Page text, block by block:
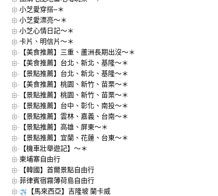
小芝愛穿搭~＊
小芝愛漂亮～＊
小芝心情日記～＊
卡片、明信片～＊
【美食推薦】三重、蘆洲長期出沒～＊
【美食推薦】台北、新北、基隆～＊
【景點推薦】台北、新北、基隆～＊
【美食推薦】桃園、新竹、苗栗～＊
【景點推薦】桃園、新竹、苗栗～＊
【景點推薦】台中、彰化、南投～＊
【景點推薦】雲林、嘉義、台南～＊
【景點推薦】高雄、屏東～＊
【景點推薦】宜蘭、花蓮、台東～＊
【機車壯舉遊記】～＊
柬埔寨自由行
【韓國】首爾景點自由行
菲律賓宿霧薄荷島自由行
【馬來西亞】吉隆坡 蘭卡威